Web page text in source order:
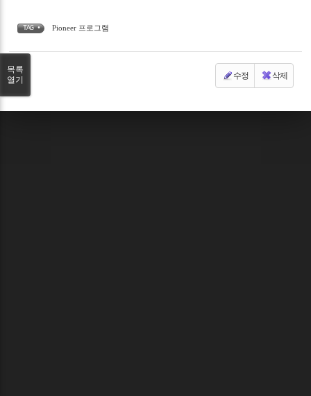
TAG • Pioneer 프로그램
수정 삭제
목록
열기